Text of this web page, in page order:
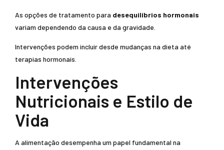
As opções de tratamento para desequilíbrios hormonais
variam dependendo da causa e da gravidade.
Intervenções podem incluir desde mudanças na dieta até
terapias hormonais.
Intervenções
Nutricionais e Estilo de
Vida
A alimentação desempenha um papel fundamental na